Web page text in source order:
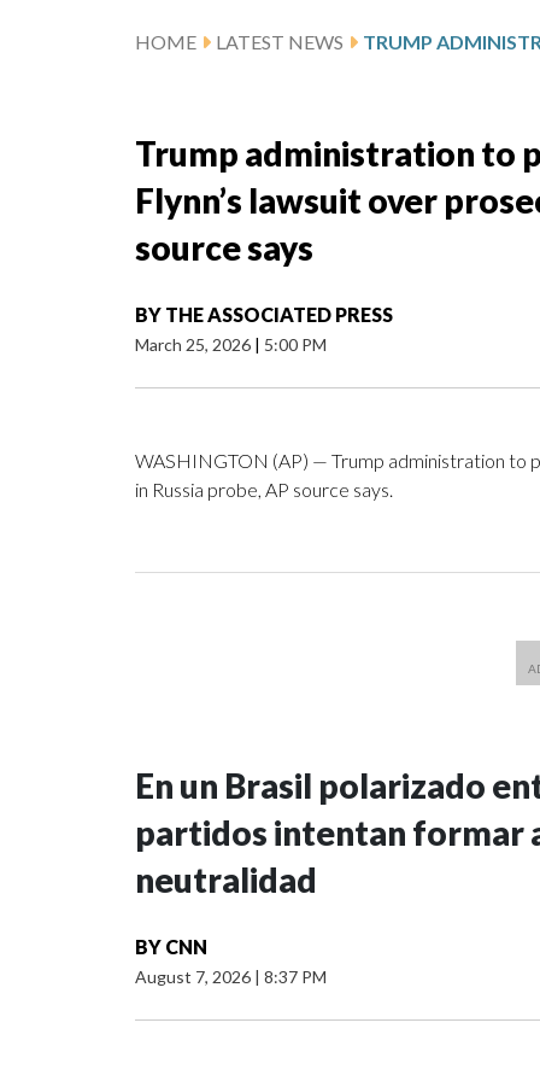
HOME LATEST NEWS
Trump administration to
Flynn’s lawsuit over
source says
BY THE ASSOCIATED PRESS
March 25, 2026 | 5:00 PM
WASHINGTON (AP) — Trump administration to
in Russia probe, AP source says.
En un Brasil polarizado
partidos intentan formar
neutralidad
BY CNN
August 7, 2026 | 8:37 PM